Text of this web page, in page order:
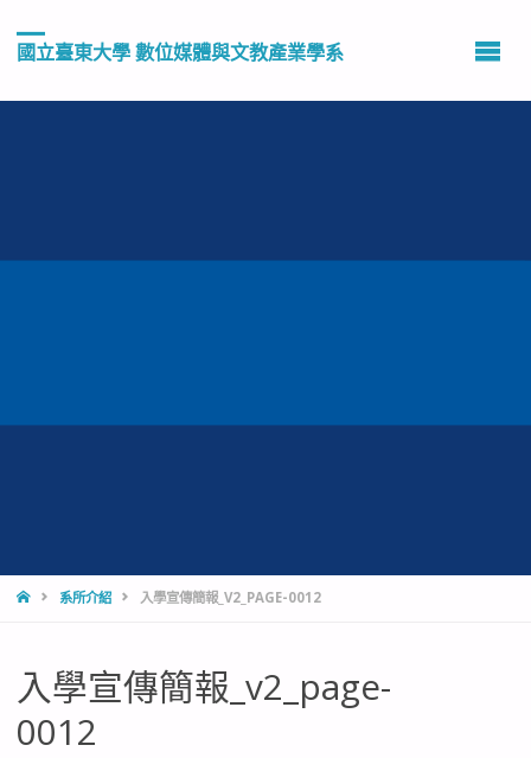
國立臺東大學 數位媒體與文教產業學系
HOME系所介紹 入學宣傳簡報_V2_PAGE-0012
入學宣傳簡報_v2_page-
0012